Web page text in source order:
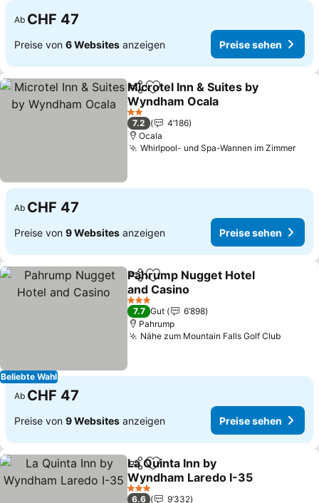
Ab CHF 47
Preise von 6 Websites anzeigen Preise sehen
TeilenZu Favoriten hinzufügen
Microtel Inn & Suites by
Wyndham Ocala
Preise sehen
2 Sterne
7.2
4’186
Ocala
Whirlpool- und Spa-Wannen im Zimmer
Ab CHF 47
Preise von 9 Websites anzeigen Preise sehen
Beliebte Wahl
TeilenZu Favoriten hinzufügen
Pahrump Nugget Hotel
and Casino
Preise sehen
3 Sterne
7.7 Gut
6’898
Pahrump
Nähe zum Mountain Falls Golf ClubPreise
Ab CHF 47
Preise von 9 Websites anzeigen Preise sehen
TeilenZu Favoriten hinzufügen
La Quinta Inn by
Wyndham Laredo I-35
Preise sehen
3 Sterne
6.6
9’332